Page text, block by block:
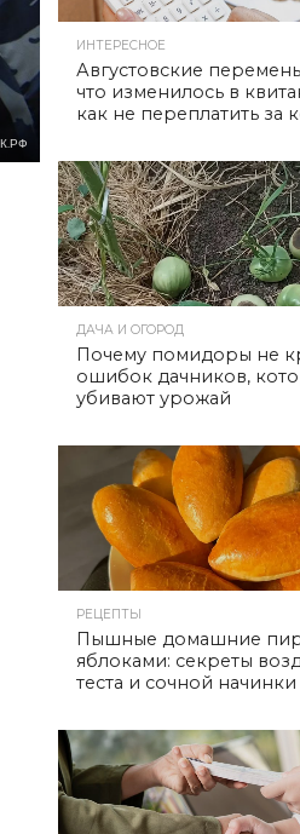
ИНТЕРЕСНОЕ
Августовские
что изменилось в
как не переплатить за
ДАЧА И ОГОРОД
Почему помидоры не
ошибок дачников,
убивают урожай
РЕЦЕПТЫ
Пышные домашние
яблоками: секреты
теста и сочной начинки